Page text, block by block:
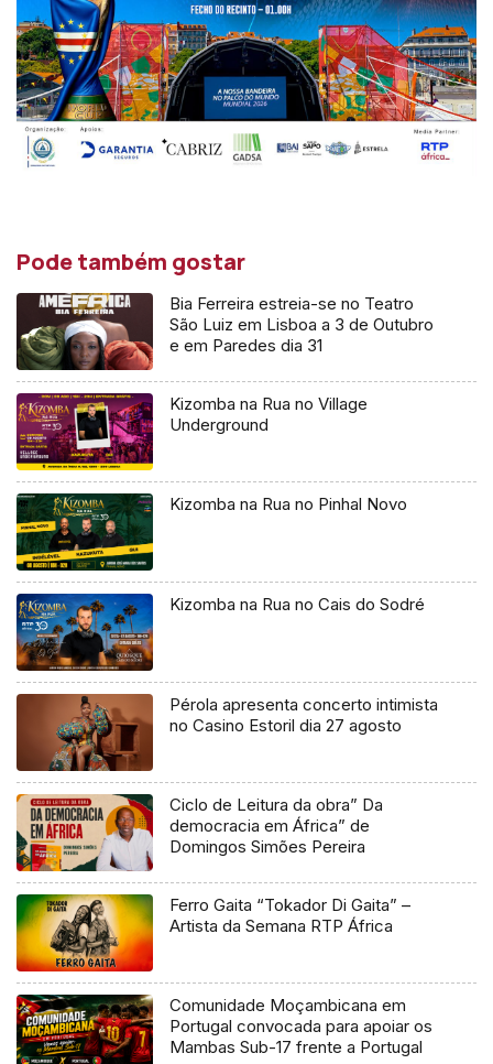
Pode também gostar
Bia Ferreira estreia-se no Teatro
São Luiz em Lisboa a 3 de Outubro
e em Paredes dia 31
Kizomba na Rua no Village
Underground
Kizomba na Rua no Pinhal Novo
Kizomba na Rua no Cais do Sodré
Pérola apresenta concerto intimista
no Casino Estoril dia 27 agosto
Ciclo de Leitura da obra” Da
democracia em África” de
Domingos Simões Pereira
Ferro Gaita “Tokador Di Gaita” –
Artista da Semana RTP África
Comunidade Moçambicana em
Portugal convocada para apoiar os
Mambas Sub-17 frente a Portugal